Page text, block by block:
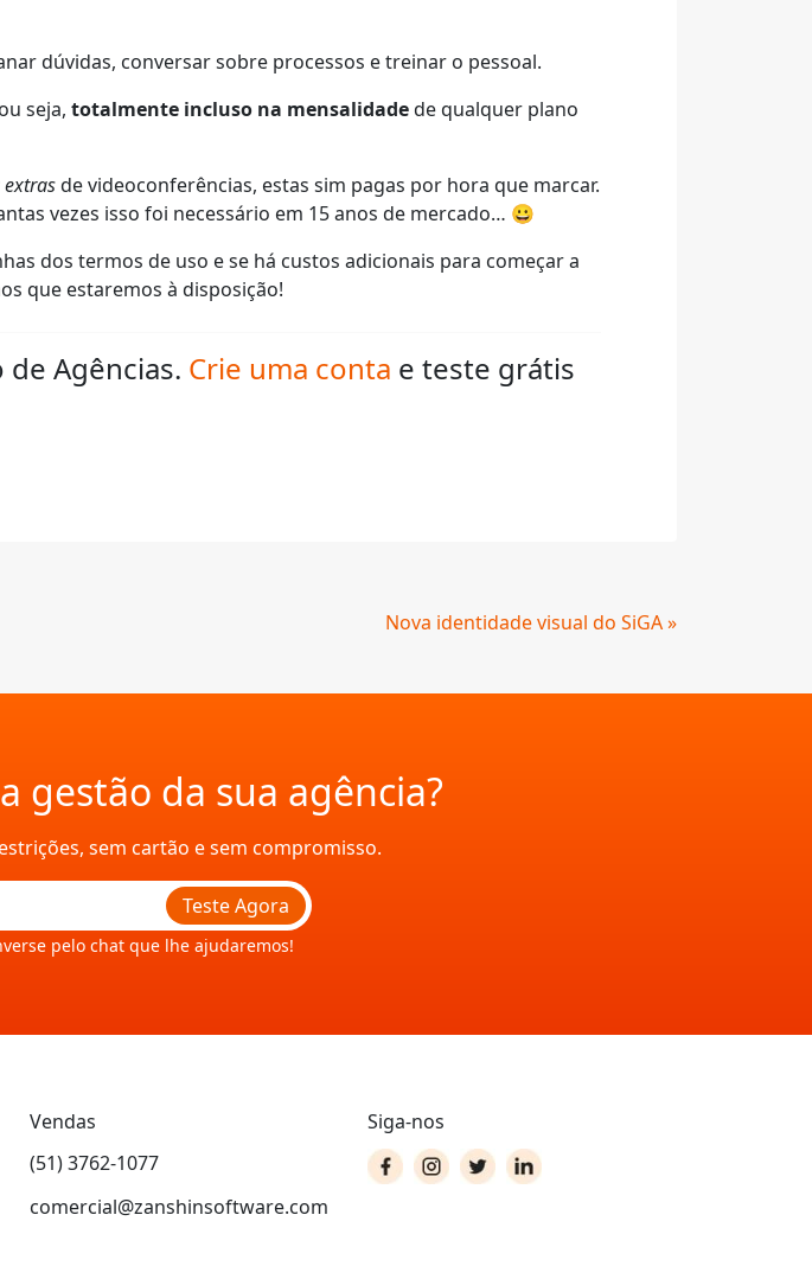
dúvidas, conversar sobre processos e treinar o pessoal.
seja, totalmente incluso na mensalidadede qualquer plano
extrasde videoconferências, estas sim pagas por hora que marcar.
vezes isso foi necessário em 15 anos de mercado… 😀
dos termos de uso e se há custos adicionais para começar a
que estaremos à disposição!
de Agências. Crie uma conta e teste grátis
Nova identidade visual do SiGA »
gestão da sua agência?
sem cartão e sem compromisso.
Teste Agora
pelo chat que lhe ajudaremos!
Vendas
(51) 3762-1077
comercial@zanshinsoftware.com
Siga-nos